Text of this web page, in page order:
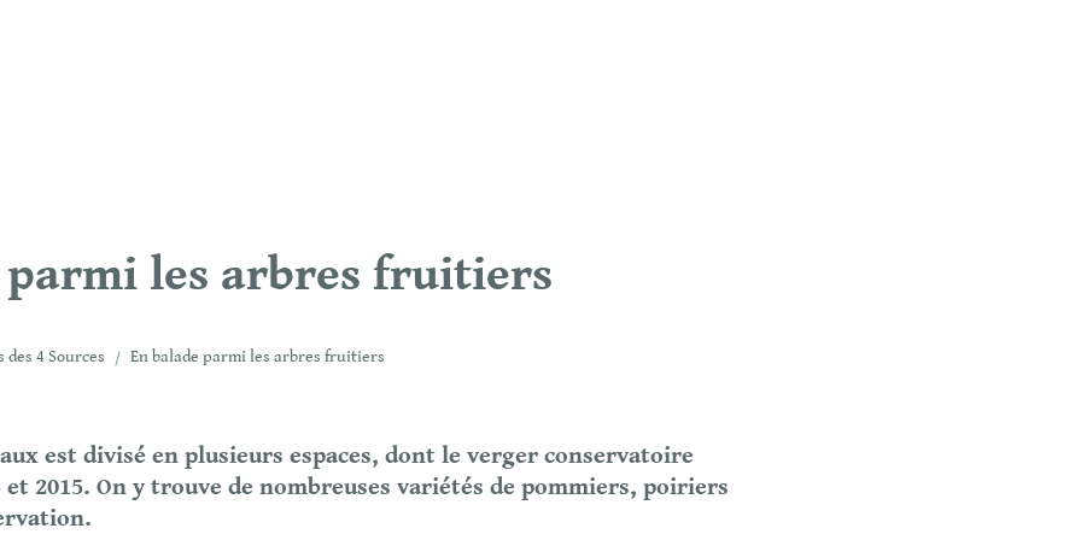
parmi les arbres fruitiers
des 4 Sources / En balade parmi les arbres fruitiers
est divisé en plusieurs espaces, dont le verger conservatoire
2015. On y trouve de nombreuses variétés de pommiers, poiriers